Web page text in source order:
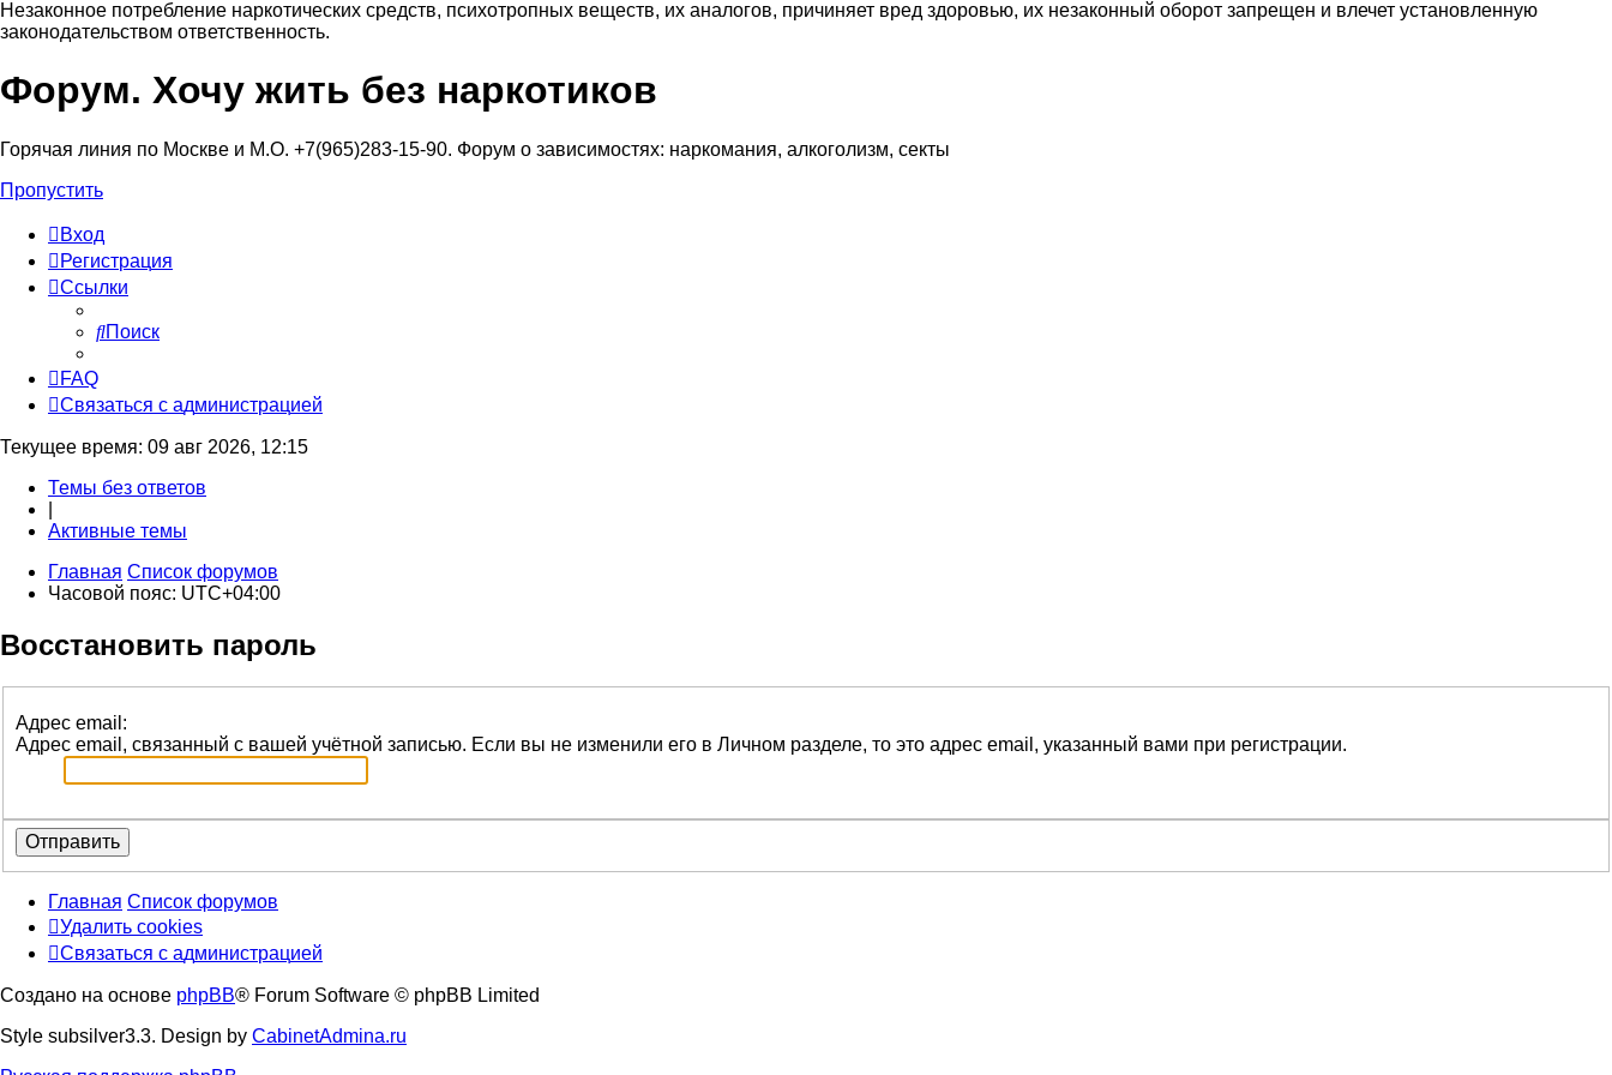
Незаконное потребление наркотических средств, психотропных веществ, их аналогов, причиняет вред здоровью, их незаконный оборот запрещен и влечет установленную
законодательством ответственность.
Регистрация
Форум. Хочу жить без наркотиков
Горячая линия по Москве и М.О. +7(965)283-15-90. Форум о зависимостях: наркомания, алкоголизм, секты
Пропустить
Вход
Регистрация
Ссылки
Поиск
FAQ
Связаться с администрацией
Текущее время: 09 авг 2026, 12:15
Темы без ответов
Активные темы
Главная Список форумов
Часовой пояс: UTC+04:00
Восстановить пароль
Адрес email:
Адрес email, связанный с вашей учётной записью. Если вы не изменили его в Личном разделе, то это адрес email, указанный вами при регистрации.
Главная Список форумов
Удалить cookies
Связаться
администрацией
Связаться с администрацией
Создано на основе phpBB® Forum Software © phpBB Limited
Style subsilver3.3. Design by CabinetAdmina.ru